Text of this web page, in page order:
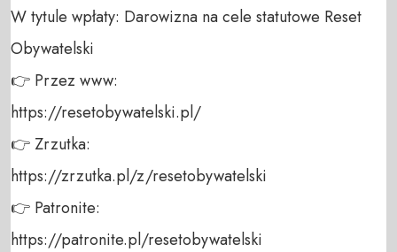
W tytule wpłaty: Darowizna na cele statutowe Reset
Obywatelski
👉 Przez www:
https://resetobywatelski.pl/
👉 Zrzutka:
https://zrzutka.pl/z/resetobywatelski
👉 Patronite:
https://patronite.pl/resetobywatelski